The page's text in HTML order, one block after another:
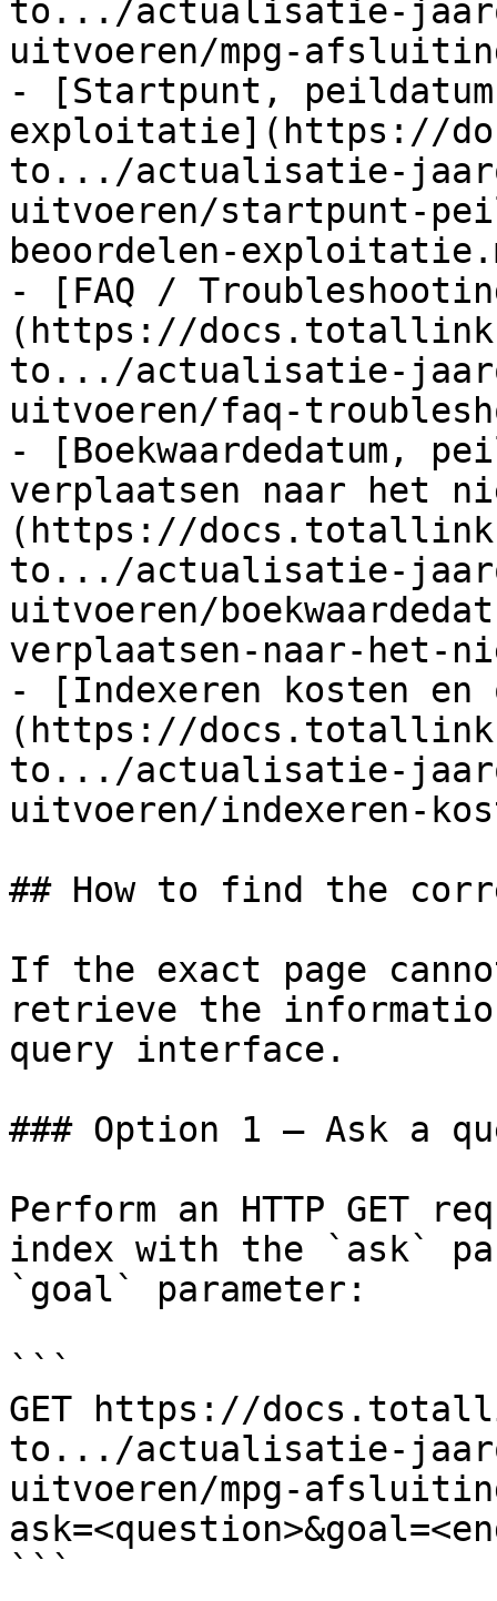
to.../actualisatie-
uitvoeren/mpg-
- [Startpunt, peildatum
exploitatie](https://
to.../actualisatie-
uitvoeren/startpunt-
beoordelen-
- [FAQ /
(https://
to.../actualisatie-
uitvoeren/faq-
- [Boekwaardedatum,
verplaatsen naar het
(https://
to.../actualisatie-
uitvoeren/
verplaatsen-naar-het-
- [Indexeren kosten en
(https://
to.../actualisatie-
uitvoeren/indexeren-
## How to find the
If the exact page
retrieve the
query interface.
### Option 1 — Ask a
Perform an HTTP GET
index with the `ask`
`goal` parameter:
```
GET https://
to.../actualisatie-
uitvoeren/mpg-
```